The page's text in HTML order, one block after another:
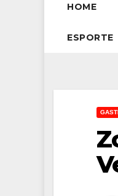
HOME
ESPORTE